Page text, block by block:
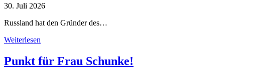
30. Juli 2026
Russland hat den Gründer des…
Weiterlesen
Punkt für Frau Schunke!